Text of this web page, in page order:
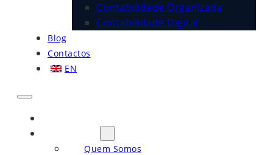
Contabilidade Organizada
Contabilidade Digital
Blog
Contactos
EN
Quem Somos